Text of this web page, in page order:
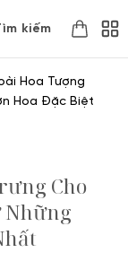
kiếm
Hoa Tượng
Hoa Đặc Biệt
Cho
Những